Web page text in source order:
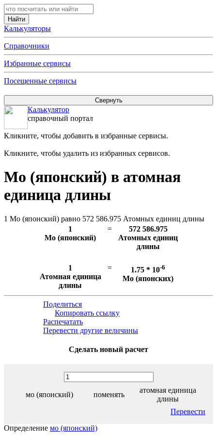
Калькуляторы
Справочники
Избранные сервисы
Посещенные сервисы
Калькулятор
справочный портал
Кликните, чтобы добавить в избранные сервисы.
Кликните, чтобы удалить из избранных сервисов.
Мо (японский) в атомная
единица длины
1 Мо (японский) равно 572 586.975 Атомных единиц длины
1
Мо (японский)
=
572 586.975
Атомных единиц
длины
1
Атомная единица
длины
= 1.75 * 10-6
Мо (японских)
Поделиться
Копировать ссылку
Распечатать
Перевести другие величины
Сделать новый расчет
мо (японский) поменять
атомная единица
длины
Перевести
Определение мо (японский)